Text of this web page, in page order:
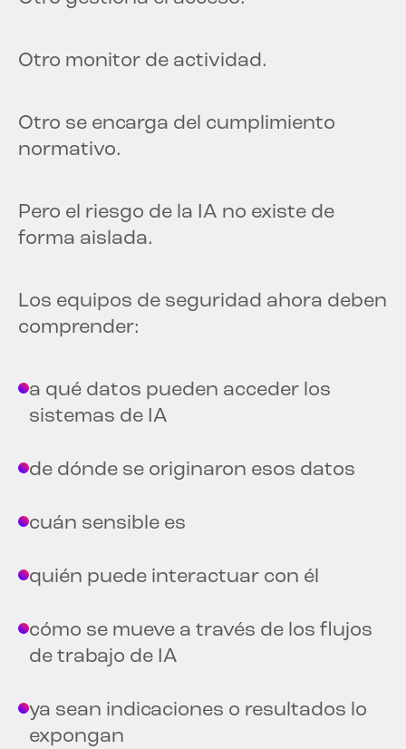
Otro monitor de actividad.
Otro se encarga del cumplimiento
normativo.
Pero el riesgo de la IA no existe de
forma aislada.
Los equipos de seguridad ahora deben
comprender:
a qué datos pueden acceder los
sistemas de IA
de dónde se originaron esos datos
cuán sensible es
quién puede interactuar con él
cómo se mueve a través de los flujos
de trabajo de IA
ya sean indicaciones o resultados lo
expongan